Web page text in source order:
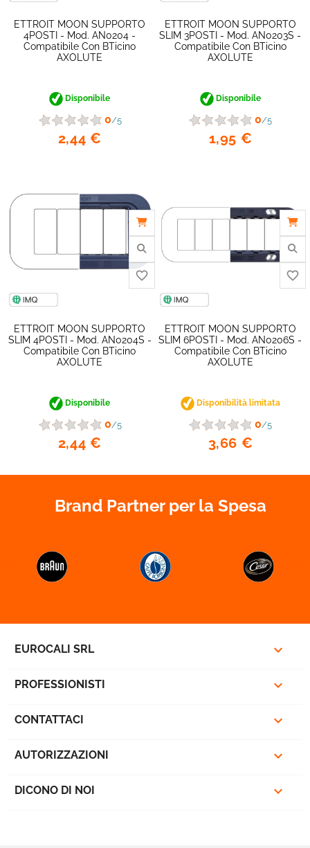
ETTROIT MOON SUPPORTO
4POSTI - Mod. AN0204 -
Compatibile Con BTicino
AXOLUTE
Disponibile
0/5
2,44 €
ETTROIT MOON SUPPORTO
SLIM 3POSTI - Mod. AN0203S -
Compatibile Con BTicino
AXOLUTE
Disponibile
0/5
1,95 €
ETTROIT MOON SUPPORTO
SLIM 4POSTI - Mod. AN0204S -
Compatibile Con BTicino
AXOLUTE
Disponibile
0/5
2,44 €
ETTROIT MOON SUPPORTO
SLIM 6POSTI - Mod. AN0206S -
Compatibile Con BTicino
AXOLUTE
Disponibilità limitata
0/5
3,66 €
Brand Partner per la Spesa
EUROCALI SRL 
PROFESSIONISTI 
CONTATTACI 
AUTORIZZAZIONI 
DICONO DI NOI 